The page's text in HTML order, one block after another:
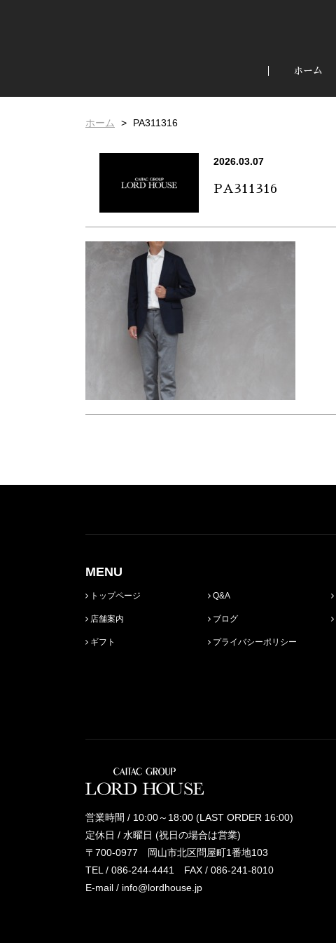
ホーム
ホーム PA311316
2026.03.07
PA311316
MENU
トップページ
店舗案内
ギフト
Q&A
ブログ
プライバシーポリシー
営業時間 / 10:00～18:00 (LAST ORDER 16:00)
定休日 / 水曜日 (祝日の場合は営業)
〒700-0977 岡山市北区問屋町1番地103
TEL / 086-244-4441
FAX / 086-241-8010
E-mail / info@lordhouse.jp